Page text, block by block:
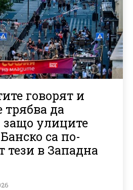
говорят и
трябва да
улиците
са по-
тези в Западна